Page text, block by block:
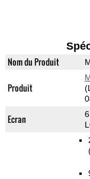
Nom du Produit
Produit
Ecran